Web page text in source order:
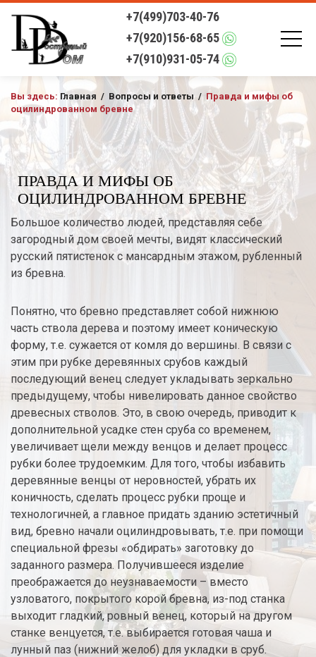
+7(499)703-40-76
+7(920)156-68-65
+7(910)931-05-74
Вы здесь: Главная / Вопросы и ответы / Правда и мифы об
оцилиндрованном бревне
ПРАВДА И МИФЫ ОБ
ОЦИЛИНДРОВАННОМ БРЕВНЕ
Большое количество людей, представляя себе
загородный дом своей мечты, видят классический
русский пятистенок с мансардным этажом, рубленный
из бревна.
Понятно, что бревно представляет собой нижнюю
часть ствола дерева и поэтому имеет коническую
форму, т.е. сужается от комля до вершины. В связи с
этим при рубке деревянных срубов каждый
последующий венец следует укладывать зеркально
предыдущему, чтобы нивелировать данное свойство
древесных стволов. Это, в свою очередь, приводит к
дополнительной усадке стен сруба со временем,
увеличивает щели между венцов и делает процесс
рубки более трудоемким. Для того, чтобы избавить
деревянные венцы от неровностей, убрать их
коничность, сделать процесс рубки проще и
технологичней, а главное придать зданию эстетичный
вид, бревно начали оцилиндровывать, т.е. при помощи
специальной фрезы «обдирать» заготовку до
заданного размера. Получившееся изделие
преображается до неузнаваемости – вместо
узловатого, покрытого корой бревна, из-под станка
выходит гладкий, ровный венец, который на другом
станке венцуется, т.е. выбирается готовая чаша и
лунный паз (нижний желоб) для укладки в сруб.